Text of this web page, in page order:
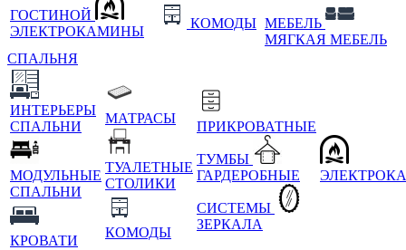
ГОСТИНОЙ
ЭЛЕКТРОКАМИНЫ
КОМОДЫ МЕБЕЛЬ
МЯГКАЯ МЕБЕЛЬ
СПАЛЬНЯ
ИНТЕРЬЕРЫ
СПАЛЬНИ
МОДУЛЬНЫЕ
СПАЛЬНИ
КРОВАТИ
МАТРАСЫ
ТУАЛЕТНЫЕ
СТОЛИКИ
КОМОДЫ
ПРИКРОВАТНЫЕ
ТУМБЫ
ГАРДЕРОБНЫЕ
СИСТЕМЫ
ЗЕРКАЛА